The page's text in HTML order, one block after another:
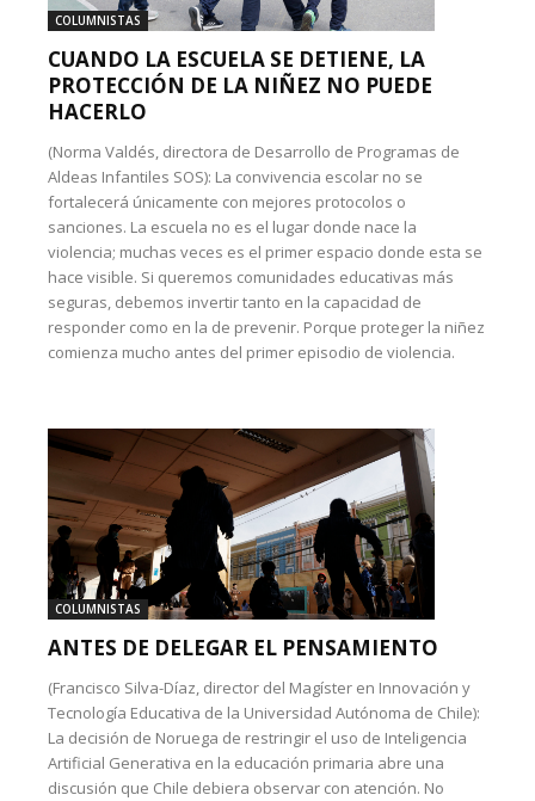
COLUMNISTAS
CUANDO LA ESCUELA SE DETIENE, LA
PROTECCIÓN DE LA NIÑEZ NO PUEDE
HACERLO
(Norma Valdés, directora de Desarrollo de Programas de
Aldeas Infantiles SOS): La convivencia escolar no se
fortalecerá únicamente con mejores protocolos o
sanciones. La escuela no es el lugar donde nace la
violencia; muchas veces es el primer espacio donde esta se
hace visible. Si queremos comunidades educativas más
seguras, debemos invertir tanto en la capacidad de
responder como en la de prevenir. Porque proteger la niñez
comienza mucho antes del primer episodio de violencia.
COLUMNISTAS
ANTES DE DELEGAR EL PENSAMIENTO
(Francisco Silva-Díaz, director del Magíster en Innovación y
Tecnología Educativa de la Universidad Autónoma de Chile):
La decisión de Noruega de restringir el uso de Inteligencia
Artificial Generativa en la educación primaria abre una
discusión que Chile debiera observar con atención. No